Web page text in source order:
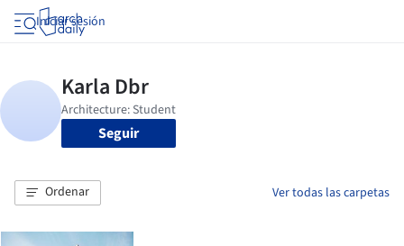
Iniciar sesión
Seguir
Ordenar Ver todas las carpetas